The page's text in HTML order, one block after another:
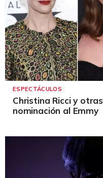
ESPECTÁCULOS
Christina Ricci y
nominación al Emmy